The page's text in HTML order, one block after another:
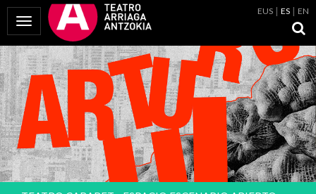
Mostrar Menú
EUS ES EN